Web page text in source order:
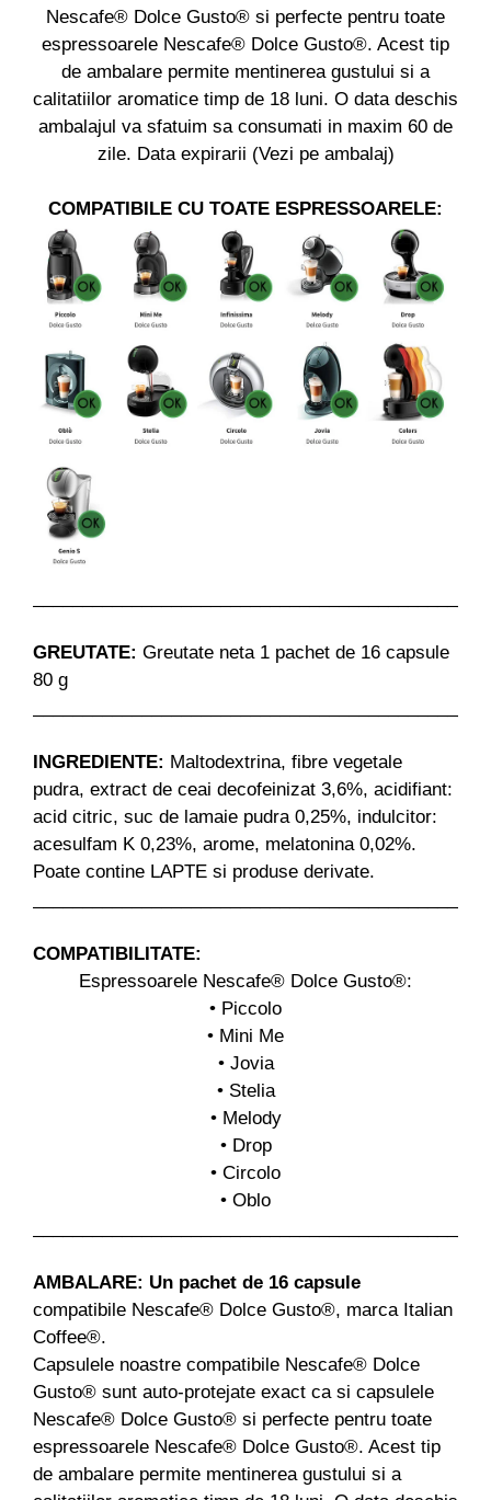
Nescafe® Dolce Gusto® si perfecte pentru toate
espressoarele Nescafe® Dolce Gusto®. Acest tip
de ambalare permite mentinerea gustului si a
calitatiilor aromatice timp de 18 luni. O data deschis
ambalajul va sfatuim sa consumati in maxim 60 de
zile. Data expirarii (Vezi pe ambalaj)
COMPATIBILE CU TOATE ESPRESSOARELE:
GREUTATE: Greutate neta 1 pachet de 16 capsule
80 g
INGREDIENTE: Maltodextrina, fibre vegetale
pudra, extract de ceai decofeinizat 3,6%, acidifiant:
acid citric, suc de lamaie pudra 0,25%, indulcitor:
acesulfam K 0,23%, arome, melatonina 0,02%.
Poate contine LAPTE si produse derivate.
COMPATIBILITATE:
Espressoarele Nescafe® Dolce Gusto®:
• Piccolo
• Mini Me
• Jovia
• Stelia
• Melody
• Drop
• Circolo
• Oblo
AMBALARE: Un pachet de 16 capsule
compatibile Nescafe® Dolce Gusto®, marca Italian
Coffee®.
Capsulele noastre compatibile Nescafe® Dolce
Gusto® sunt auto-protejate exact ca si capsulele
Nescafe® Dolce Gusto® si perfecte pentru toate
espressoarele Nescafe® Dolce Gusto®. Acest tip
de ambalare permite mentinerea gustului si a